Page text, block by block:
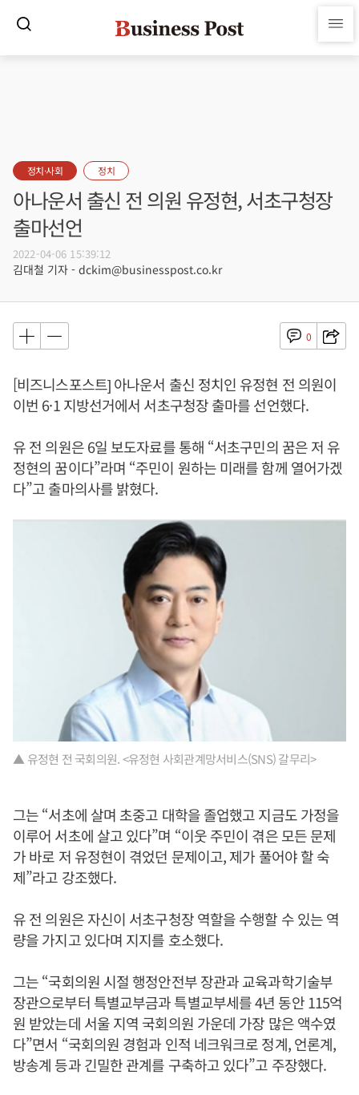
정치·사회 정치
아나운서 출신 전 의원 유정현, 서초구청장
출마선언
2022-04-06 15:39:12
김대철 기자 - dckim@businesspost.co.kr
0
[비즈니스포스트] 아나운서 출신 정치인 유정현 전 의원이
이번 6·1 지방선거에서 서초구청장 출마를 선언했다.
유 전 의원은 6일 보도자료를 통해 “서초구민의 꿈은 저 유
정현의 꿈이다”라며 “주민이 원하는 미래를 함께 열어가겠
다”고 출마의사를 밝혔다.
▲ 유정현 전 국회의원. <유정현 사회관계망서비스(SNS) 갈무리>
그는 “서초에 살며 초중고 대학을 졸업했고 지금도 가정을
이루어 서초에 살고 있다”며 “이웃 주민이 겪은 모든 문제
가 바로 저 유정현이 겪었던 문제이고, 제가 풀어야 할 숙
제”라고 강조했다.
유 전 의원은 자신이 서초구청장 역할을 수행할 수 있는 역
량을 가지고 있다며 지지를 호소했다.
그는 “국회의원 시절 행정안전부 장관과 교육과학기술부
장관으로부터 특별교부금과 특별교부세를 4년 동안 115억
원 받았는데 서울 지역 국회의원 가운데 가장 많은 액수였
다”면서 “국회의원 경험과 인적 네크워크로 정계, 언론계,
방송계 등과 긴밀한 관계를 구축하고 있다”고 주장했다.